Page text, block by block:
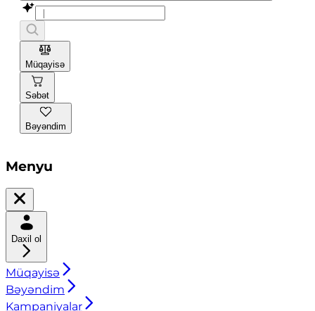
Müqayisə
Səbət
Bəyəndim
Menyu
Daxil ol
Müqayisə
Bəyəndim
Kampaniyalar